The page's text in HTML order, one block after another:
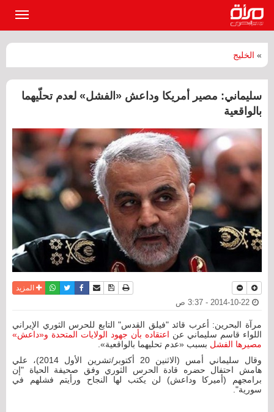
» الخليج
سليماني: مصير أمريكا وداعش «الفشل» لعدم تحلّيهما
بالواقعية
نسخة للطباعة
حفظ الموضوع
أرسل الى صديق
فيسبوكتويترواتسابالمزيد
مرآة البحرين: أعرب قائد "فيلق القدس" التابع للحرس الثوري الإيراني
اللواء قاسم سليماني عن اعتقاده بأن جهود الولايات المتحدة و«داعش»
مصيرها الفشل بسبب «عدم تحليهما بالواقعية».
وقال سليماني أمس (الاثنين 20 أكتوبر/تشرين الأول 2014)، علي
هامش احتفال حضره قادة الحرس الثوري وفق صحيفة الحياة "إن
برامجهم (أميركا وداعش) لن يكتب لها النجاح ورأيتم فشلهم في
سورية".